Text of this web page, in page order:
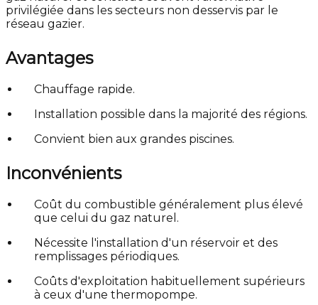
privilégiée dans les secteurs non desservis par le
réseau gazier.
Avantages
Chauffage rapide.
Installation possible dans la majorité des régions.
Convient bien aux grandes piscines.
Inconvénients
Coût du combustible généralement plus élevé
que celui du gaz naturel.
Nécessite l'installation d'un réservoir et des
remplissages périodiques.
Coûts d'exploitation habituellement supérieurs
à ceux d'une thermopompe.